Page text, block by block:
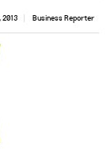
Business Reporter